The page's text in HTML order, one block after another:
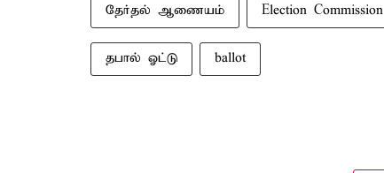
தேர்தல் ஆணையம் Election Commission
தபால் ஓட்டு ballot